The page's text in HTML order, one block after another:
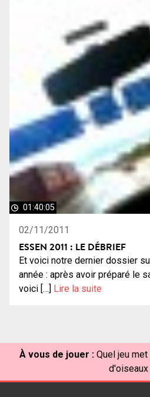
01:40:05
02/11/2011
ESSEN 2011 : LE DÉBRIEF
Et voici notre dernier dossier
année : après avoir préparé le
voici […] Lire la suite
À vous de jouer : Quel jeu
d'oiseaux